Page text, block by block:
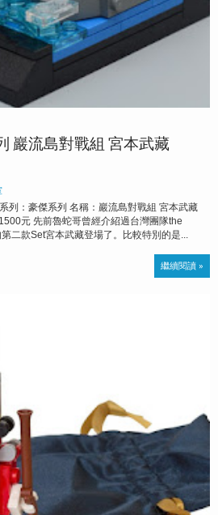
巖流島對戰組 宮本武藏
列：豪傑系列 名稱：巖流島對戰組 宮本武藏
元 先前魯蛇哥曾經介紹過台灣團隊the
二款Set宮本武藏登場了。比較特別的是...
繼續閱讀 »